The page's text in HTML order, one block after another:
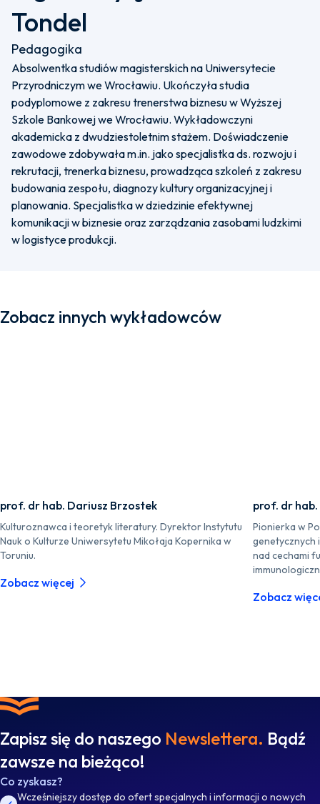
Tondel
Pedagogika
Absolwentka studiów magisterskich na Uniwersytecie
Przyrodniczym we Wrocławiu. Ukończyła studia
podyplomowe z zakresu trenerstwa biznesu w Wyższej
Szkole Bankowej we Wrocławiu. Wykładowczyni
akademicka z dwudziestoletnim stażem. Doświadczenie
zawodowe zdobywała m.in. jako specjalistka ds. rozwoju i
rekrutacji, trenerka biznesu, prowadząca szkoleń z zakresu
budowania zespołu, diagnozy kultury organizacyjnej i
planowania. Specjalistka w dziedzinie efektywnej
komunikacji w biznesie oraz zarządzania zasobami ludzkimi
w logistyce produkcji.
Zobacz innych wykładowców
prof. dr hab. Dariusz Brzostek
Kulturoznawca i teoretyk literatury. Dyrektor Instytutu
Nauk o Kulturze Uniwersytetu Mikołaja Kopernika w
Toruniu.
Zobacz więcej
prof. dr
Pionierka w
genetycznych
nad cechami
Zobacz
Zapisz się do naszego Newslettera. Bądź
zawsze na bieżąco!
Co zyskasz?
Wcześniejszy dostęp do ofert specjalnych i informacji o nowych